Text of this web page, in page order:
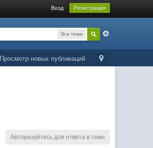
Вход Регистрация
Эта тема
Просмотр новых публикаций
Авторизуйтесь для ответа в теме